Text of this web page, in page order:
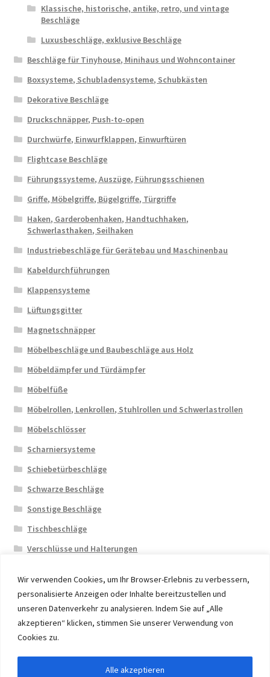
Wir verwenden Cookies, um Ihr Browser-Erlebnis zu verbessern,
personalisierte Anzeigen oder Inhalte bereitzustellen und
unseren Datenverkehr zu analysieren. Indem Sie auf „Alle
akzeptieren“ klicken, stimmen Sie unserer Verwendung von
Cookies zu.
Alle akzeptieren
Klassische, historische, antike, retro, und vintage
Beschläge
Luxusbeschläge, exklusive Beschläge
Beschläge für Tinyhouse, Minihaus und Wohncontainer
Boxsysteme, Schubladensysteme, Schubkästen
Dekorative Beschläge
Druckschnäpper, Push-to-open
Durchwürfe, Einwurfklappen, Einwurftüren
Flightcase Beschläge
Führungssysteme, Auszüge, Führungsschienen
Griffe, Möbelgriffe, Bügelgriffe, Türgriffe
Haken, Garderobenhaken, Handtuchhaken,
Schwerlasthaken, Seilhaken
Industriebeschläge für Gerätebau und Maschinenbau
Kabeldurchführungen
Klappensysteme
Lüftungsgitter
Magnetschnäpper
Möbelbeschläge und Baubeschläge aus Holz
Möbeldämpfer und Türdämpfer
Möbelfüße
Möbelrollen, Lenkrollen, Stuhlrollen und Schwerlastrollen
Möbelschlösser
Scharniersysteme
Schiebetürbeschläge
Schwarze Beschläge
Sonstige Beschläge
Tischbeschläge
Verschlüsse und Halterungen
© 2026 Eruon Trade UG, Germany, member of the ERUON